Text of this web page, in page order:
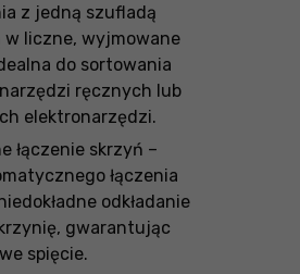
z jedną szufladą
w liczne, wyjmowane
do sortowania
ręcznych lub
elektronarzędzi.
łączenie skrzyń –
łączenia
odkładanie
gwarantując
spięcie.